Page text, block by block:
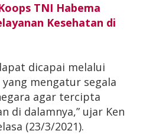
TNI Habema
Kesehatan di
dicapai melalui
mengatur segala
agar tercipta
di dalamnya,” ujar Ken
(23/3/2021).